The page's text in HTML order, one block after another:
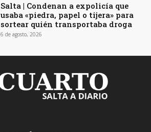
Salta | Condenan a expolicía que
usaba «piedra, papel o tijera» para
sortear quién transportaba droga
6 de agosto, 2026